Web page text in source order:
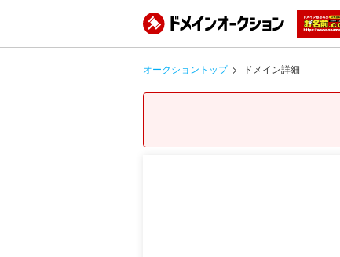
オークショントップ ドメイン詳細